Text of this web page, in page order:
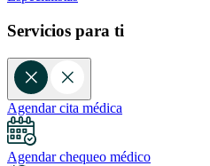
Servicios para ti
Agendar cita médica
Agendar chequeo médico